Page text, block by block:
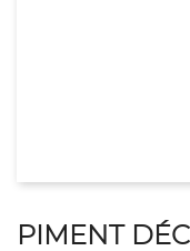
PIMENT